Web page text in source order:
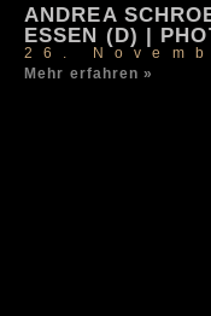
ANDREA
ESSEN (D) |
26.
Mehr erfahren »